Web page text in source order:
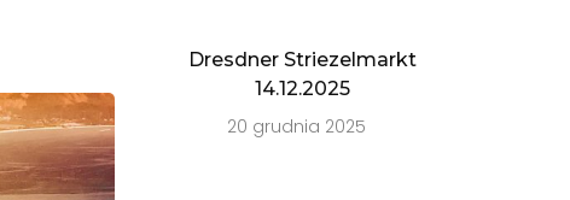
Dresdner Striezelmarkt
14.12.2025
20 grudnia 2025